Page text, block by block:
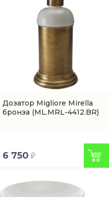
Дозатор Migliore Mirella
бронза (ML.MRL-4412.BR)
6 750